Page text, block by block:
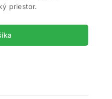
priestor.